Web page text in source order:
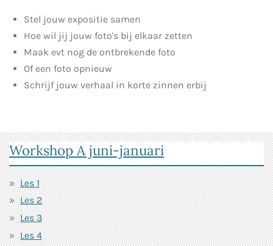
Stel jouw expositie samen
Hoe wil jij jouw foto's bij elkaar zetten
Maak evt nog de ontbrekende foto
Of een foto opnieuw
Schrijf jouw verhaal in korte zinnen erbij
Workshop A juni-januari
Les 1
Les 2
Les 3
Les 4